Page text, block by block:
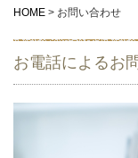
HOME > お問い合わせ
お電話によるお